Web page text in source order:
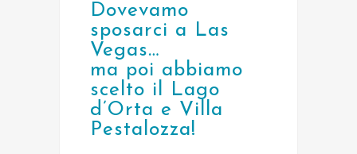
Dovevamo
sposarci a Las
Vegas…
ma poi abbiamo
scelto il Lago
d’Orta e Villa
Pestalozza!